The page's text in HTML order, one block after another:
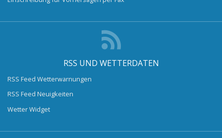
RSS UND WETTERDATEN
RSS Feed Wetterwarnungen
RSS Feed Neuigkeiten
Wetter Widget